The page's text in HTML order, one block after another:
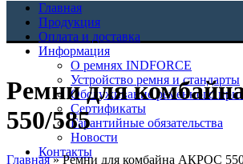
Главная
Продукция
Оплата и доставка
Информация
О ремнях INDFORCE
Устройство ремня и стандарты
Обслуживание ременного
Сертификаты
Гарантийные обязательства
Новости
Контакты
Ремни для
550/585
Главная»Ремни для комбайна АКРОС